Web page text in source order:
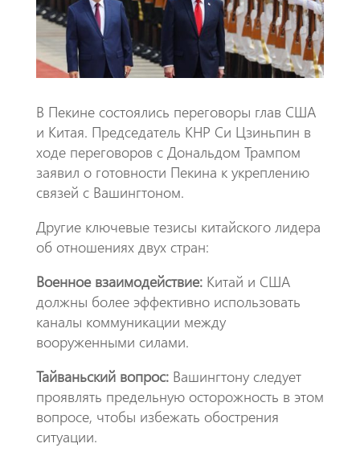
k p
p
В Пекине состоялись переговоры глав США
и Китая. Председатель КНР Си Цзиньпин в
ходе переговоров с Дональдом Трампом
заявил о готовности Пекина к укреплению
связей с Вашингтоном.
Другие ключевые тезисы китайского лидера
об отношениях двух стран:
Военное взаимодействие:Китай и США
должны более эффективно использовать
каналы коммуникации между
вооруженными силами.
Тайваньский вопрос:Вашингтону следует
проявлять предельную осторожность в этом
вопросе, чтобы избежать обострения
ситуации.